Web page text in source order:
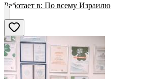
Работает в: По всему Израилю